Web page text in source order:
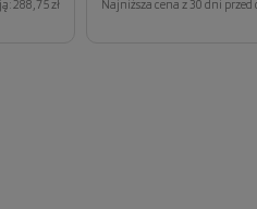
288,75 zł Najniższa cena z 30 dni przed